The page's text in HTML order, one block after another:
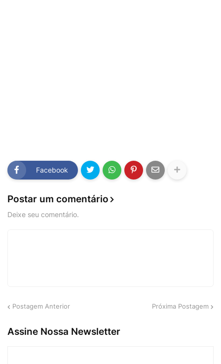
Facebook
Postar um comentário
Deixe seu comentário.
Postagem Anterior Próxima Postagem
Assine Nossa Newsletter